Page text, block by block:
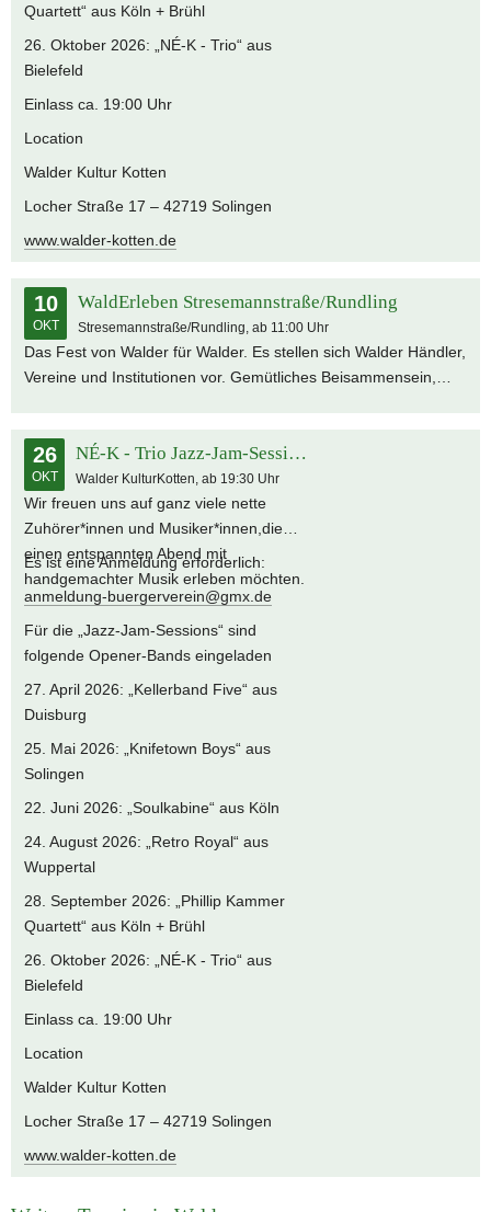
Quartett“ aus Köln + Brühl
26. Oktober 2026: „NÉ-K - Trio“ aus
Bielefeld
Einlass ca. 19:00 Uhr
Location
Walder Kultur Kotten
Locher Straße 17 – 42719 Solingen
www.walder-kotten.de
10
OKT
WaldErleben Stresemannstraße/Rundling
Stresemannstraße/Rundling, ab 11:00 Uhr
Das Fest von Walder für Walder. Es stellen sich Walder Händler,
Vereine und Institutionen vor. Gemütliches Beisammensein,
26
OKT
NÉ-K - Trio Jazz-Jam-Session
Walder KulturKotten, ab 19:30 Uhr
Wir freuen uns auf ganz viele nette
Zuhörer*innen und Musiker*innen,die
einen entspannten Abend mit
handgemachter Musik erleben möchten.
Es ist eine Anmeldung erforderlich:
anmeldung-buergerverein@gmx.de
Für die „Jazz-Jam-Sessions“ sind
folgende Opener-Bands eingeladen
27. April 2026: „Kellerband Five“ aus
Duisburg
25. Mai 2026: „Knifetown Boys“ aus
Solingen
22. Juni 2026: „Soulkabine“ aus Köln
24. August 2026: „Retro Royal“ aus
Wuppertal
28. September 2026: „Phillip Kammer
Quartett“ aus Köln + Brühl
26. Oktober 2026: „NÉ-K - Trio“ aus
Bielefeld
Einlass ca. 19:00 Uhr
Location
Walder Kultur Kotten
Locher Straße 17 – 42719 Solingen
www.walder-kotten.de